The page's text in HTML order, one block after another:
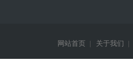
网站首页 关于我们